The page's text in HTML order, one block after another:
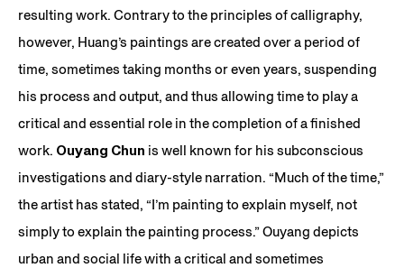
resulting work. Contrary to the principles of calligraphy,
however, Huang’s paintings are created over a period of
time, sometimes taking months or even years, suspending
his process and output, and thus allowing time to play a
critical and essential role in the completion of a finished
work. Ouyang Chun is well known for his subconscious
investigations and diary-style narration. “Much of the time,”
the artist has stated, “I’m painting to explain myself, not
simply to explain the painting process.” Ouyang depicts
urban and social life with a critical and sometimes